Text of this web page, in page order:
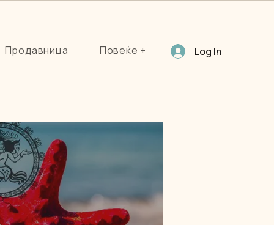
Продавница Повеќе + Log In